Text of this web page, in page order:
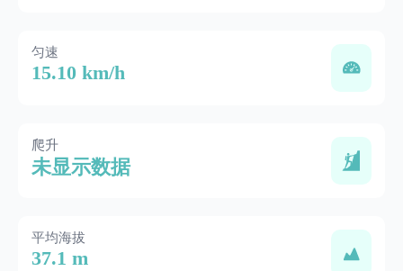
匀速
15.10 km/h
爬升
未显示数据
平均海拔
37.1 m